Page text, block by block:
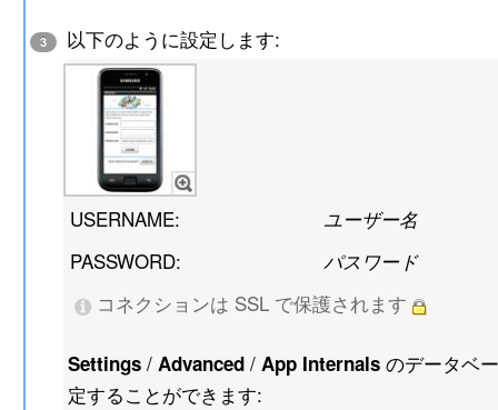
3 以下のように設定します:
USERNAME: ユーザー名
PASSWORD: パスワード
コネクションは SSL で保護されます
Settings /Advanced /App Internals のデータベ
定することができます: